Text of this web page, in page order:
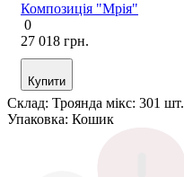
Композиція "Мрія"
0
27 018 грн.
Купити
Склад: Троянда мікс: 301 шт.
Упаковка: Кошик